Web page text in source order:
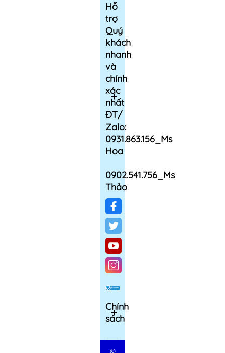
Hỗ
trợ
Quý
khách
nhanh
và
chính
xác
nhất
ĐT/
Zalo:
0931.863.156_Ms
Hoa
0902.541.756_Ms
Thảo
Chính
sách